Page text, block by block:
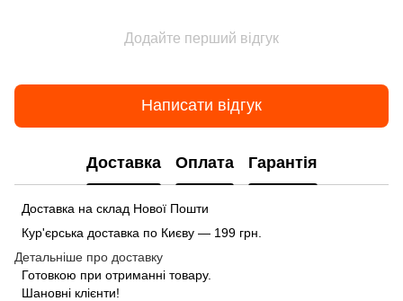
Додайте перший відгук
Написати відгук
Доставка Оплата Гарантія
Доставка на склад Нової Пошти
Кур'єрська доставка по Києву — 199 грн.
Детальніше про доставку
Готовкою при отриманні товару.
Шановні клієнти!